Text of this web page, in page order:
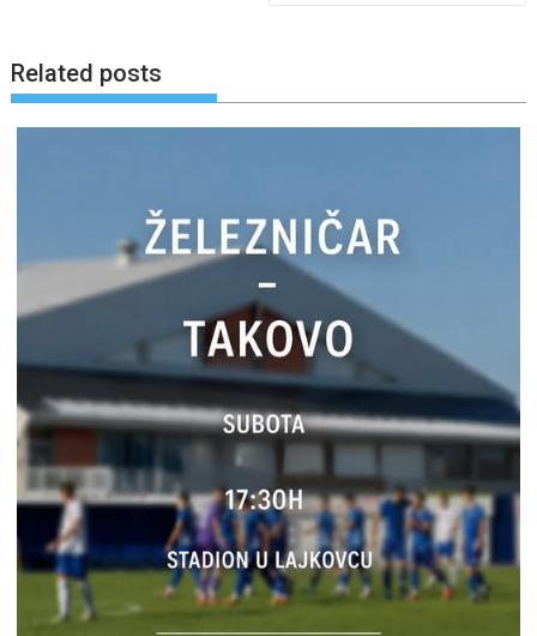
Related posts